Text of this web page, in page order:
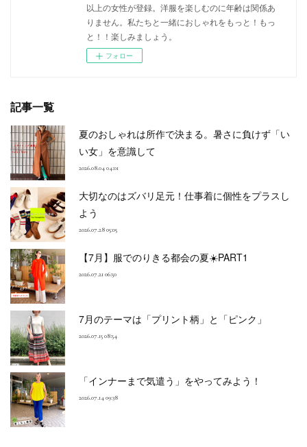
以上の女性が登録。洋服を楽しむのに年齢は関係あ
りません。私たちと一緒におしゃれをもっと！もっ
と！！楽しみましょう。
フォロー
記事一覧
夏のおしゃれは所作で決まる。暑さに負けず「い
い女」を意識して
2026.08.04 04:01
大切なのはズバリ足元！仕事着に個性をプラスし
よう
2026.07.28 05:05
【7月】服でのりきる都会の夏☀️PART1
2026.07.21 06:50
7月のテーマは「プリント柄」と「ピンク」
2026.07.15 08:54
「インナーまで気遣う」をやってみよう！
2026.07.14 09:38